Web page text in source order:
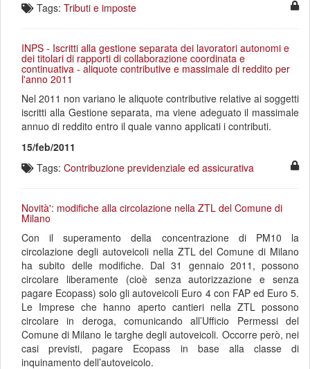
Tags: Tributi e imposte
INPS - Iscritti alla gestione separata dei lavoratori autonomi e
dei titolari di rapporti di collaborazione coordinata e
continuativa - aliquote contributive e massimale di reddito per
l'anno 2011
Nel 2011 non variano le aliquote contributive relative ai soggetti
iscritti alla Gestione separata, ma viene adeguato il massimale
annuo di reddito entro il quale vanno applicati i contributi.
15/feb/2011
Tags: Contribuzione previdenziale ed assicurativa
Novità': modifiche alla circolazione nella ZTL del Comune di
Milano
Con il superamento della concentrazione di PM10 la
circolazione degli autoveicoli nella ZTL del Comune di Milano
ha subito delle modifiche. Dal 31 gennaio 2011, possono
circolare liberamente (cioè senza autorizzazione e senza
pagare Ecopass) solo gli autoveicoli Euro 4 con FAP ed Euro 5.
Le Imprese che hanno aperto cantieri nella ZTL possono
circolare in deroga, comunicando all’Ufficio Permessi del
Comune di Milano le targhe degli autoveicoli. Occorre però, nei
casi previsti, pagare Ecopass in base alla classe di
inquinamento dell’autoveicolo.